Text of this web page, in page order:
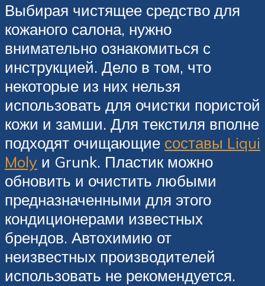
Выбирая чистящее средство для
кожаного салона, нужно
внимательно ознакомиться с
инструкцией. Дело в том, что
некоторые из них нельзя
использовать для очистки пористой
кожи и замши. Для текстиля вполне
подходят очищающие составы Liqui
Moly и Grunk. Пластик можно
обновить и очистить любыми
предназначенными для этого
кондиционерами известных
брендов. Автохимию от
неизвестных производителей
использовать не рекомендуется.